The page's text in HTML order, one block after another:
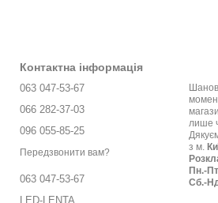
Контактна інформація
063 047-53-67
066 282-37-03
096 055-85-25
Передзвонити вам?
063 047-53-67
LED-LENTA
лише
з м.
Пн.-
Сб.-